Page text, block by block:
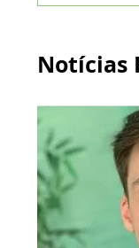
Notícias